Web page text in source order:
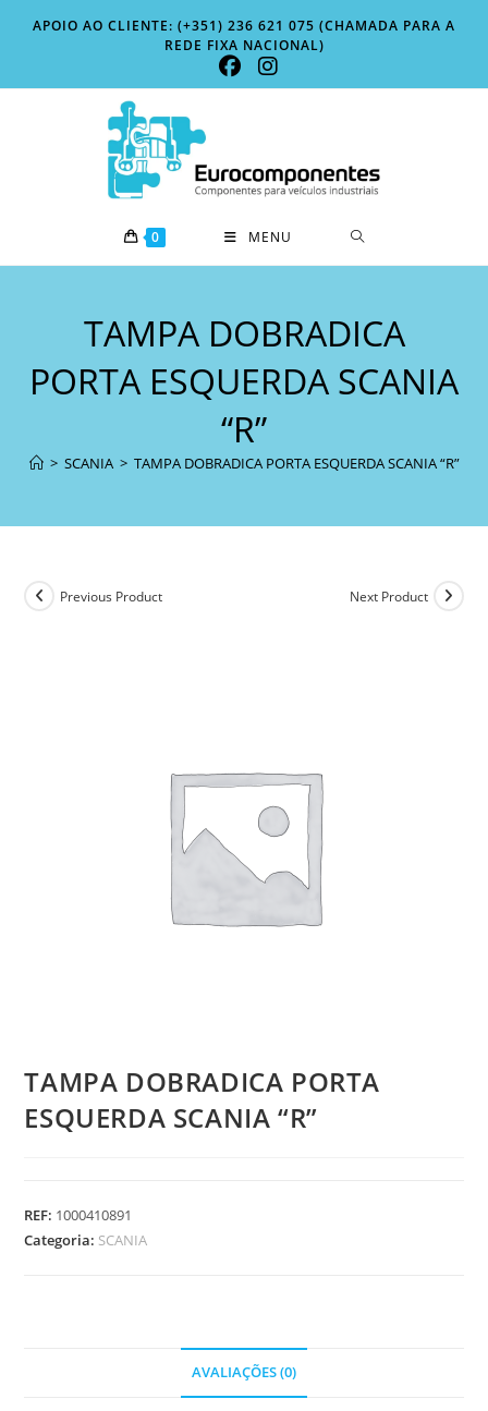
APOIO AO CLIENTE: (+351) 236 621 075 (CHAMADA PARA A
REDE FIXA NACIONAL)
0 MENU
TAMPA DOBRADICA
PORTA ESQUERDA SCANIA
“R”
> SCANIA > TAMPA DOBRADICA PORTA ESQUERDA SCANIA “R”
Previous Product Next Product
TAMPA DOBRADICA PORTA
ESQUERDA SCANIA “R”
REF: 1000410891
Categoria: SCANIA
AVALIAÇÕES (0)